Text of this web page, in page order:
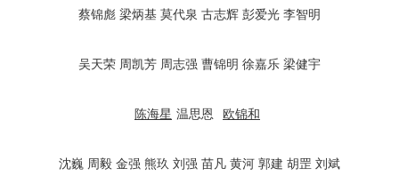
蔡锦彪 梁炳基 莫代泉 古志辉 彭爱光 李智明
吴天荣 周凯芳 周志强 曹锦明 徐嘉乐 梁健宇
陈海星 温思恩 欧锦和
沈巍 周毅 金强 熊玖 刘强 苗凡 黄河 郭建 胡罡 刘斌